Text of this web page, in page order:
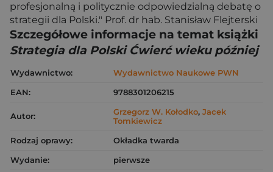
profesjonalną i politycznie odpowiedzialną debatę o
strategii dla Polski." Prof. dr hab. Stanisław Flejterski
Szczegółowe informacje na temat książki
Strategia dla Polski Ćwierć wieku później
Wydawnictwo:
Wydawnictwo Naukowe PWN
EAN:
9788301206215
Autor: Grzegorz W. Kołodko, Jacek
Tomkiewicz
Rodzaj oprawy:
Okładka twarda
Wydanie:
pierwsze